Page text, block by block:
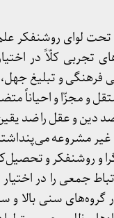
لوای روشنفکر
تجربی کلّاً در
و تبلیغ
و مجزّا و احیاناً
و عقل را ضد یقین و
غیر مشروعه
و روشنفکر و
جمعی را در
گروه‌های سنی بالا و